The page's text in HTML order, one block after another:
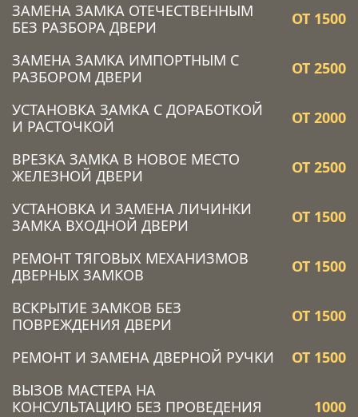
ЗАМЕНА ЗАМКА ОТЕЧЕСТВЕННЫМ
БЕЗ РАЗБОРА ДВЕРИ
ОТ 1500
ЗАМЕНА ЗАМКА ИМПОРТНЫМ С
РАЗБОРОМ ДВЕРИ
ОТ 2500
УСТАНОВКА ЗАМКА C ДОРАБОТКОЙ
И РАСТОЧКОЙ
ОТ 2000
ВРЕЗКА ЗАМКА В НОВОЕ МЕСТО
ЖЕЛЕЗНОЙ ДВЕРИ
ОТ 2500
УСТАНОВКА И ЗАМЕНА ЛИЧИНКИ
ЗАМКА ВХОДНОЙ ДВЕРИ
ОТ 1500
РЕМОНТ ТЯГОВЫХ МЕХАНИЗМОВ
ДВЕРНЫХ ЗАМКОВ
ОТ 1500
ВСКРЫТИЕ ЗАМКОВ БЕЗ
ПОВРЕЖДЕНИЯ ДВЕРИ
ОТ 1500
РЕМОНТ И ЗАМЕНА ДВЕРНОЙ РУЧКИ
ОТ 1500
ВЫЗОВ МАСТЕРА НА
КОНСУЛЬТАЦИЮ БЕЗ ПРОВЕДЕНИЯ
1000